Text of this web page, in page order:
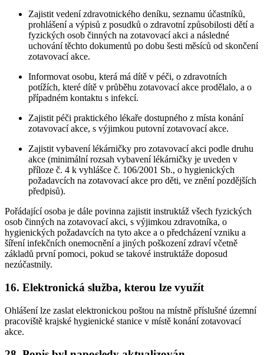
Zajistit vedení zdravotnického deníku, seznamu účastníků,
prohlášení a výpisů z posudků o zdravotní způsobilosti dětí a
fyzických osob činných na zotavovací akci a následné
uchování těchto dokumentů po dobu šesti měsíců od skončení
zotavovací akce.
Informovat osobu, která má dítě v péči, o zdravotních
potížích, které dítě v průběhu zotavovací akce prodělalo, a o
případném kontaktu s infekcí.
Zajistit péči praktického lékaře dostupného z místa konání
zotavovací akce, s výjimkou putovní zotavovací akce.
Zajistit vybavení lékárničky pro zotavovací akci podle druhu
akce (minimální rozsah vybavení lékárničky je uveden v
příloze č. 4 k vyhlášce č. 106/2001 Sb., o hygienických
požadavcích na zotavovací akce pro děti, ve znění pozdějších
předpisů).
Pořádající osoba je dále povinna zajistit instruktáž všech fyzických
osob činných na zotavovací akci, s výjimkou zdravotníka, o
hygienických požadavcích na tyto akce a o předcházení vzniku a
šíření infekčních onemocnění a jiných poškození zdraví včetně
základů první pomoci, pokud se takové instruktáže doposud
nezúčastnily.
16. Elektronická služba, kterou lze využít
Ohlášení lze zaslat elektronickou poštou na místně příslušné územní
pracoviště krajské hygienické stanice v místě konání zotavovací
akce.